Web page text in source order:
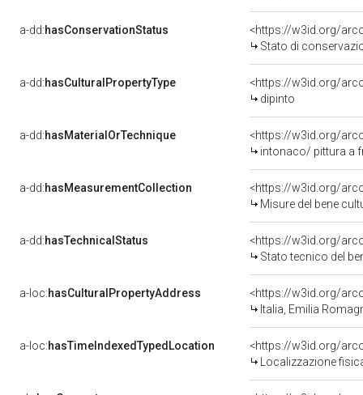
a-dd:hasConservationStatus
<https://w3id.org/
Stato di
a-dd:hasCulturalPropertyType
<https://w3id.org/
dipinto
a-dd:hasMaterialOrTechnique
<https://w3id.org/
intonaco/ pittura a
a-dd:hasMeasurementCollection
<https://w3id.org/
Misure del bene
a-dd:hasTechnicalStatus
<https://w3id.org/
Stato tecnico del
a-loc:hasCulturalPropertyAddress
<https://w3id.org/
Italia, Emilia
a-loc:hasTimeIndexedTypedLocation
<https://w3id.org/
Localizzazione